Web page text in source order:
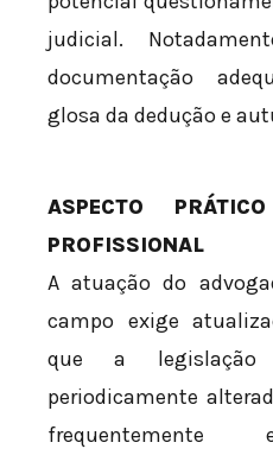
judicial.
documentação
glosa da dedução e
ASPECTO
PROFISSIONAL
A atuação do
campo exige
que a
periodicamente
frequentemente